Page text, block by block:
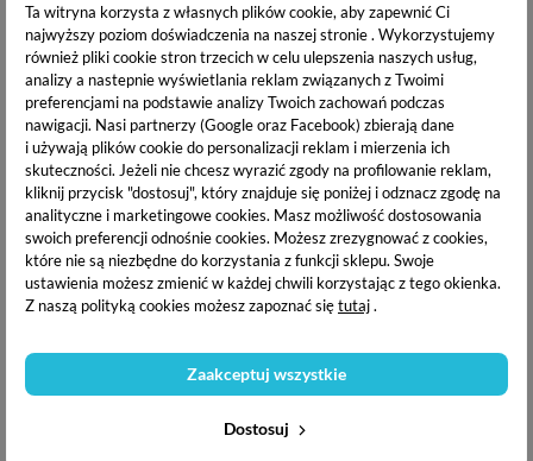
Ta witryna korzysta z własnych plików cookie, aby zapewnić Ci
najwyższy poziom doświadczenia na naszej stronie . Wykorzystujemy
również pliki cookie stron trzecich w celu ulepszenia naszych usług,
analizy a nastepnie wyświetlania reklam związanych z Twoimi
preferencjami na podstawie analizy Twoich zachowań podczas
nawigacji. Nasi partnerzy (Google oraz Facebook) zbierają dane
i używają plików cookie do personalizacji reklam i mierzenia ich
skuteczności. Jeżeli nie chcesz wyrazić zgody na profilowanie reklam,
kliknij przycisk "dostosuj", który znajduje się poniżej i odznacz zgodę na
analityczne i marketingowe cookies. Masz możliwość dostosowania
swoich preferencji odnośnie cookies. Możesz zrezygnować z cookies,
które nie są niezbędne do korzystania z funkcji sklepu. Swoje
ustawienia możesz zmienić w każdej chwili korzystając z tego okienka.
Z naszą polityką cookies możesz zapoznać siętutaj.
Dostosuj
Zaakceptuj wszystkie
Poduszka do paznokci – dlaczego
warto?
Czasami proste akcesoria są w stanie sprawić, że zabiegi kosmetyczne
będą przyjemniejsze i wygodniejsze dla obu stron. Do tej grupy
produktów zalicza siępoduszka pod dłoń, którą możesz wykorzystać nie
tylko podczas wykonania manicure, ale także pielęgnacji stóp.
Charakteryzuje się specjalnie wyprofilowanym kształtem, który
zapewnia odpowiednie podparcie dłoniom i nadgarstkom. Taka
konstrukcja nie tylko wpływa na wygodę, ale także ułatwia wykonanie
stylizacji i umożliwia bezproblemowy dostęp do płytki.Poduszki do
manicurewystępują w wielu modelach, wielkościach i wzorach, co
pozwala na lepsze dopasowanie do swoich potrzeb. Są przy tym
estetycznie wykonane, przez co będą efektownym dopełnieniem
Poduszka pod rękę –